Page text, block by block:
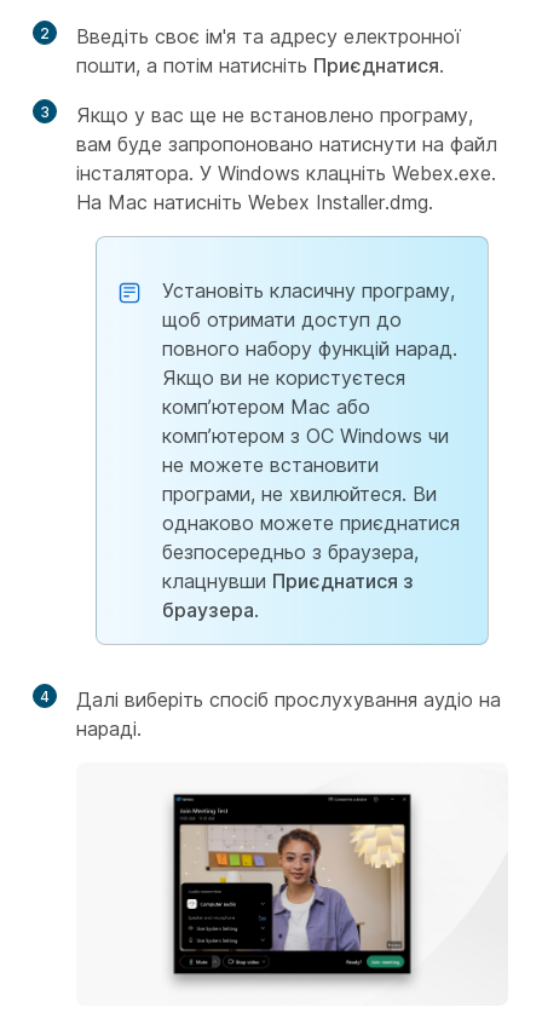
2
Введіть своє ім'я та адресу електронної
пошти, а потім натисніть Приєднатися.
3
Якщо у вас ще не встановлено програму,
вам буде запропоновано натиснути на файл
інсталятора. У Windows клацніть Webex.exe.
На Mac натисніть Webex Installer.dmg.
Установіть класичну програму,
щоб отримати доступ до
повного набору функцій нарад.
Якщо ви не користуєтеся
комп’ютером Mac або
комп’ютером з ОС Windows чи
не можете встановити
програми, не хвилюйтеся. Ви
однаково можете приєднатися
безпосередньо з браузера,
клацнувши Приєднатися з
браузера.
4
Далі виберіть спосіб прослухування аудіо на
нараді.